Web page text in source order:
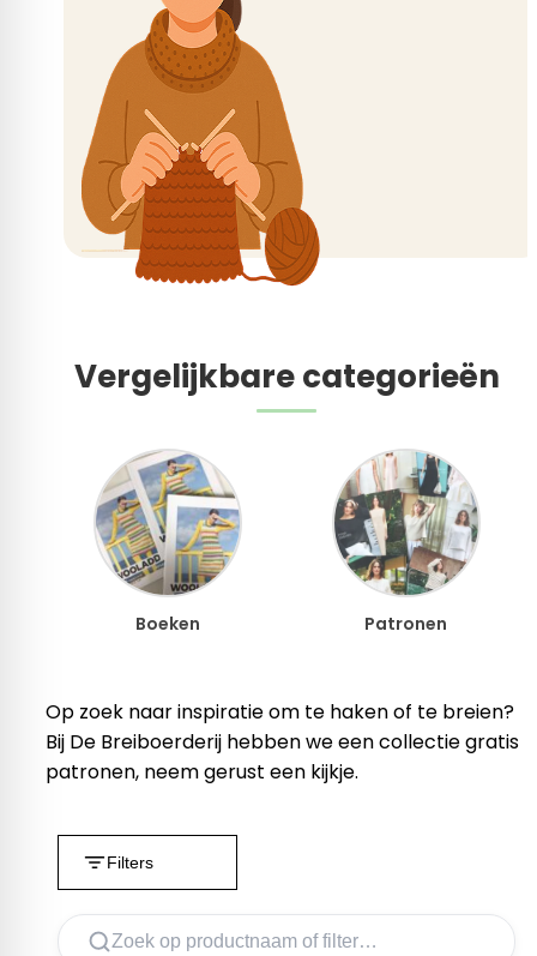
Vergelijkbare categorieën
Boeken Patronen
Op zoek naar inspiratie om te haken of te breien?
Bij De Breiboerderij hebben we een collectie gratis
patronen, neem gerust een kijkje.
Filters